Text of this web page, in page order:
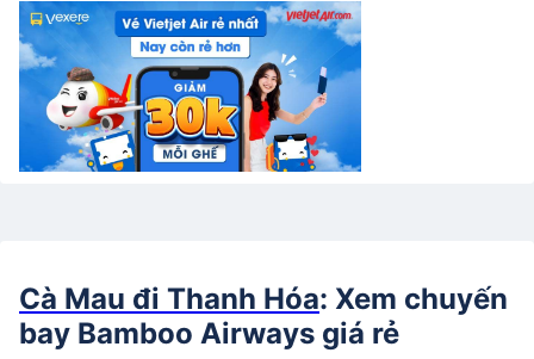
Cà Mau đi Thanh Hóa: Xem chuyến
bay Bamboo Airways giá rẻ